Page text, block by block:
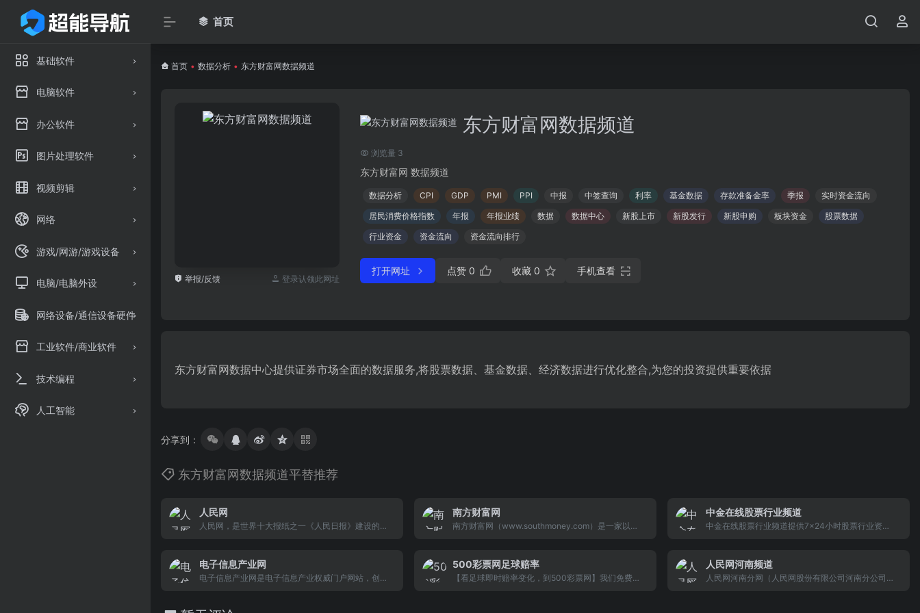
基础软件
电脑软件
办公软件
图片处理软件
视频剪辑
网络
游戏/网游/游戏设备
电脑/电脑外设
网络设备/通信设备硬件
工业软件/商业软件
技术编程
人工智能
首页
首页 • 数据分析 • 东方财富网数据频道
举报/反馈 登录认领此网址
东方财富网数据频道
浏览量 3
东方财富网 数据频道
数据分析 CPI GDP PMI PPI 中报 中签查询 利率 基金数据 存款准备金率 季报
实时资金流向
居民消费价格指数
年报 年报业绩 数据 数据中心 新股上市 新股发行 新股申购 板块资金
股票数据
行业资金
资金流向 资金流向排行
打开网址 点赞 0 收藏 0 手机查看
东方财富网数据中心提供证券市场全面的数据服务,将股票数据、基金数据、经济数据进行优化整合,为您的投资提供重要依据
分享到：
东方财富网数据频道平替推荐
人民网
人民网，是世界十大报纸之一《人民日报》建设的以
网站，人民网以新闻报道的权威性、及时性、多样性
和评论性为特色，在网民中树立起了“权威媒体、大众
南方财富网
南方财富网（www.southmoney.com）是一家以股
股分析、个股点评、个股推荐、个股档案、个股、财
经、股票、基金、外汇、行情、期货、权证、债券、
中金在线股票行业频道
中金在线股票行业频道提供7x24小时股票行业资
电子信息产业网
电子信息产业网是电子信息产业权威门户网站，创建
500彩票网足球赔率
【看足球即时赔率变化，到500彩票网】我们免费提
人民网河南频道
人民网河南分网（人民网股份有限公司河南分公司）